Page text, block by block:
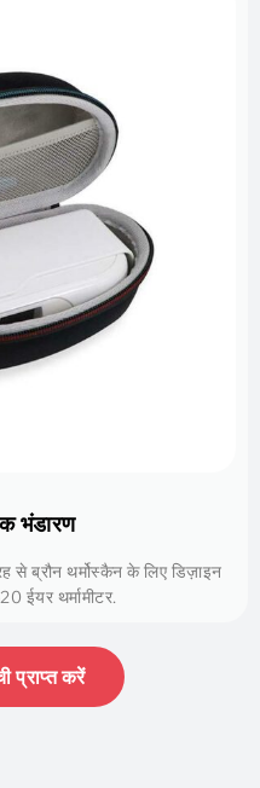
भंडारण
से ब्रौन थर्मोस्कैन के लिए डिज़ाइन
ईयर थर्मामीटर.
प्राप्त करें